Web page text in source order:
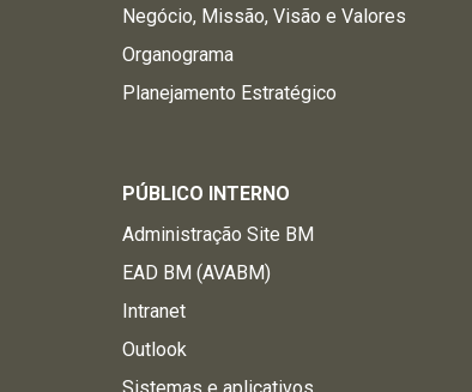
Negócio, Missão, Visão e Valores
Organograma
Planejamento Estratégico
PÚBLICO INTERNO
Administração Site BM
EAD BM (AVABM)
Intranet
Outlook